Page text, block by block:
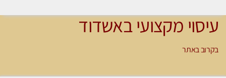
עיסוי מקצועי באשדוד
בקרוב באתר